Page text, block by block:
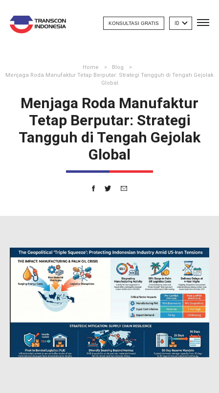
KONSULTASI GRATIS ID
Home
Blog
Menjaga Roda Manufaktur Tetap Berputar: Strategi Tangguh di Tengah Gejolak
Global
Menjaga Roda Manufaktur
Tetap Berputar: Strategi
Tangguh di Tengah Gejolak
Global